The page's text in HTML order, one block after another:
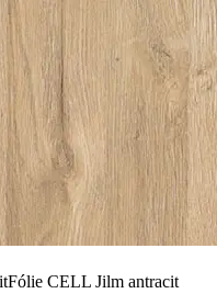
Fólie CELL Jilm antracit